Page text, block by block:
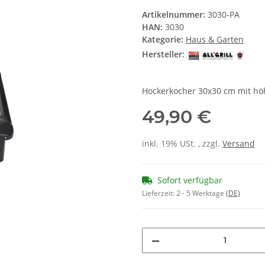
Artikelnummer: 3030-PA
HAN: 3030
Kategorie: Haus & Garten
Hersteller:
Hockerkocher 30x30 cm mit
49,90 €
inkl. 19% USt. , zzgl. Versand
Sofort verfügbar
Lieferzeit:2 - 5 Werktage (DE)